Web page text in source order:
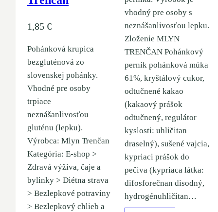
1,85 €
Pohánková krupica
bezgluténová zo
slovenskej pohánky.
Vhodné pre osoby
trpiace
neznášanlivosťou
gluténu (lepku).
Výrobca: Mlyn Trenčan
Kategória: E-shop >
Zdravá výživa, čaje a
bylinky > Diétna strava
> Bezlepkové potraviny
> Bezlepkový chlieb a
vhodný pre osoby s
neznášanlivosťou lepku.
Zloženie MLYN
TRENČAN Pohánkový
perník pohánková múka
61%, kryštálový cukor,
odtučnené kakao
(kakaový prášok
odtučnený, regulátor
kyslosti: uhličitan
draselný), sušené vajcia,
kypriaci prášok do
pečiva (kypriaca látka:
difosforečnan disodný,
hydrogénuhličitan…